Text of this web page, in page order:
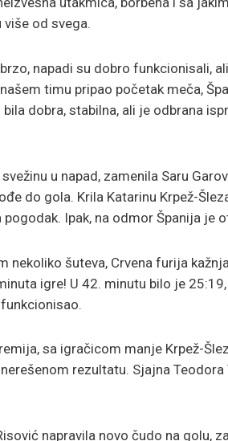
više od svega.
napadi su dobro funkcionisali,
timu pripao početak meča,
dobra, stabilna, ali je odbrana
u napad, zamenila Saru
do gola. Krila Katarinu Krpež-
Ipak, na odmor Španija je
nekoliko šuteva, Crvena furija
igre! U 42. minutu bilo je
sa igračicom manje Krpež-
rezultatu. Sjajna
napravila novo čudo na golu,